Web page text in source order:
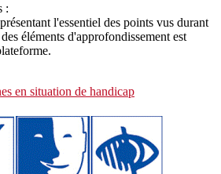
:
l'essentiel des points vus durant
éléments d'approfondissement est
en situation de handicap